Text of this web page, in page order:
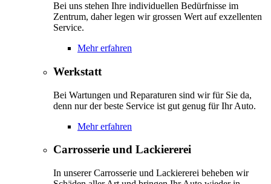
Bei uns stehen Ihre individuellen Bedürfnisse im
Zentrum, daher legen wir grossen Wert auf exzellenten
Service.
Mehr erfahren
Werkstatt
Bei Wartungen und Reparaturen sind wir für Sie da,
denn nur der beste Service ist gut genug für Ihr Auto.
Mehr erfahren
Carrosserie und Lackiererei
In unserer Carrosserie und Lackiererei beheben wir